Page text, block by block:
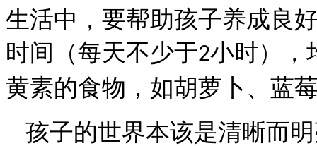
生活中，要帮助孩子养成良
时间（每天不少于2小时），
黄素的食物，如胡萝卜、蓝
孩子的世界本该是清晰而